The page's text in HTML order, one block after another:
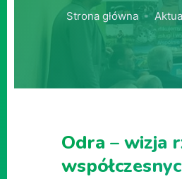
Strona główna
Odra – wizja